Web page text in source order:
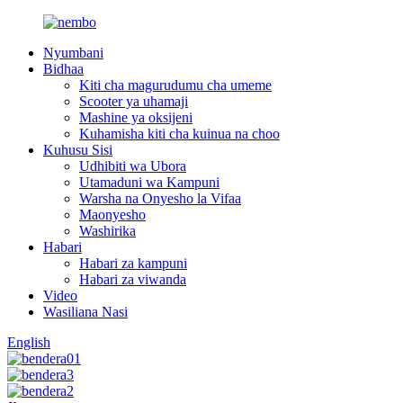
Nyumbani
Bidhaa
Kiti cha magurudumu cha umeme
Scooter ya uhamaji
Mashine ya oksijeni
Kuhamisha kiti cha kuinua na choo
Kuhusu Sisi
Udhibiti wa Ubora
Utamaduni wa Kampuni
Warsha na Onyesho la Vifaa
Maonyesho
Washirika
Habari
Habari za kampuni
Habari za viwanda
Video
Wasiliana Nasi
English